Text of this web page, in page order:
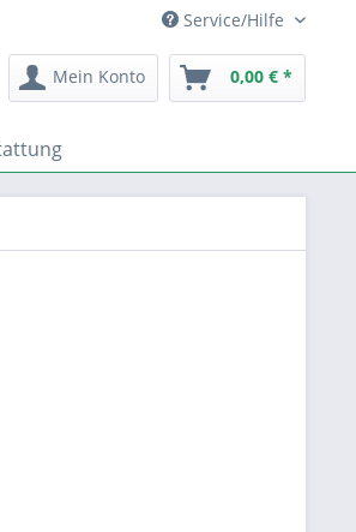
Service/Hilfe
Mein Konto 0,00 € *